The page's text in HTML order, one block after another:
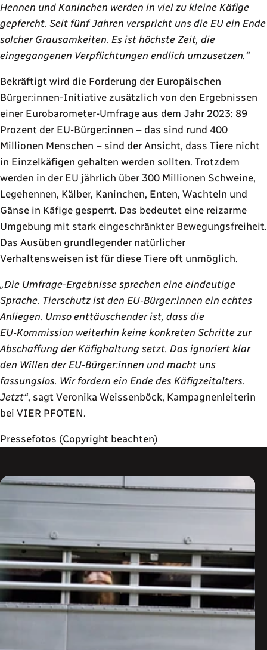
Hennen und Kaninchen werden in viel zu kleine Käfige
gepfercht. Seit fünf Jahren verspricht uns die EU ein Ende
solcher Grausamkeiten. Es ist höchste Zeit, die
eingegangenen Verpflichtungen endlich umzusetzen.“
Bekräftigt wird die Forderung der Europäischen
Bürger:innen-Initiative zusätzlich von den Ergebnissen
einer Eurobarometer-Umfrage aus dem Jahr 2023: 89
Prozent der EU-Bürger:innen – das sind rund 400
Millionen Menschen – sind der Ansicht, dass Tiere nicht
in Einzelkäfigen gehalten werden sollten. Trotzdem
werden in der EU jährlich über 300 Millionen Schweine,
Legehennen, Kälber, Kaninchen, Enten, Wachteln und
Gänse in Käfige gesperrt. Das bedeutet eine reizarme
Umgebung mit stark eingeschränkter Bewegungsfreiheit.
Das Ausüben grundlegender natürlicher
Verhaltensweisen ist für diese Tiere oft unmöglich.
„Die Umfrage-Ergebnisse sprechen eine eindeutige
Sprache. Tierschutz ist den EU‑Bürger:innen ein echtes
Anliegen. Umso enttäuschender ist, dass die
EU‑Kommission weiterhin keine konkreten Schritte zur
Abschaffung der Käfighaltung setzt. Das ignoriert klar
den Willen der EU‑Bürger:innen und macht uns
fassungslos. Wir fordern ein Ende des Käfigzeitalters.
Jetzt“, sagt Veronika Weissenböck, Kampagnenleiterin
bei VIER PFOTEN.
Pressefotos (Copyright beachten)